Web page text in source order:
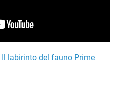
Il labirinto del fauno Prime